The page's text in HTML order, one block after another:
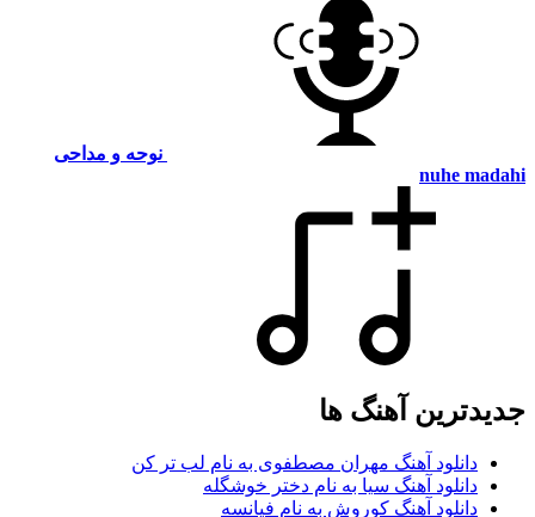
نوحه و مداحی
nuhe madahi
جدیدترین آهنگ ها
دانلود آهنگ مهران مصطفوی به نام لب تر کن
دانلود آهنگ سیا به نام دختر خوشگله
دانلود آهنگ کوروش به نام فیانسه